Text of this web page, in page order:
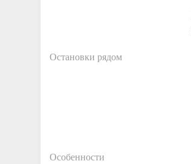
Остановки рядом
Особенности